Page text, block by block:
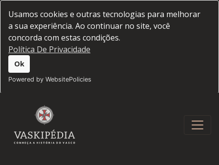
Usamos cookies e outras tecnologias para melhorar
a sua experiência. Ao continuar no site, você
concorda com estas condições.
Política De Privacidade
Ok
Powered by WebsitePolicies